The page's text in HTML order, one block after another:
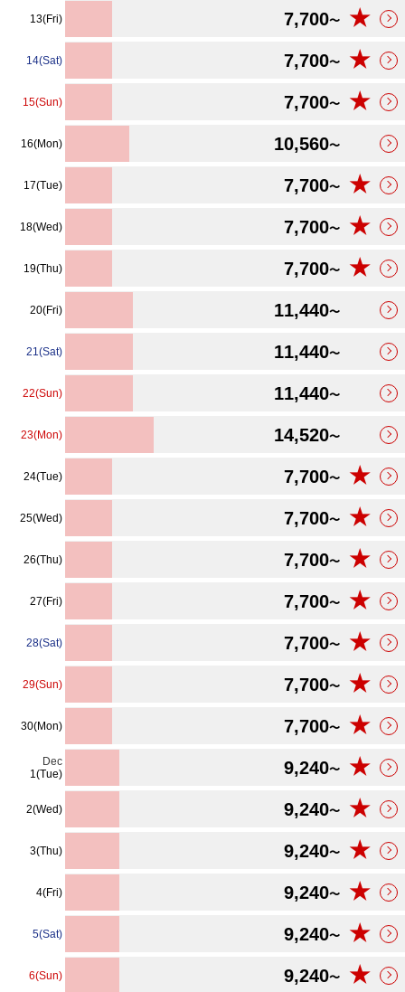
13(Fri) 7,700〜 ★
14(Sat) 7,700〜 ★
15(Sun) 7,700〜 ★
16(Mon) 10,560〜
17(Tue) 7,700〜 ★
18(Wed) 7,700〜 ★
19(Thu) 7,700〜 ★
20(Fri) 11,440〜
21(Sat) 11,440〜
22(Sun) 11,440〜
23(Mon) 14,520〜
24(Tue) 7,700〜 ★
25(Wed) 7,700〜 ★
26(Thu) 7,700〜 ★
27(Fri) 7,700〜 ★
28(Sat) 7,700〜 ★
29(Sun) 7,700〜 ★
30(Mon) 7,700〜 ★
Dec
1(Tue)
9,240〜 ★
2(Wed) 9,240〜 ★
3(Thu) 9,240〜 ★
4(Fri) 9,240〜 ★
5(Sat) 9,240〜 ★
6(Sun) 9,240〜 ★